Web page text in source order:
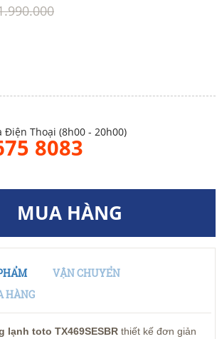
Thoại (8h00 - 20h00)
8083
MUA HÀNG
VẬN CHUYỂN
HÀNG
lạnh toto TX469SESBR thiết kế đơn giản